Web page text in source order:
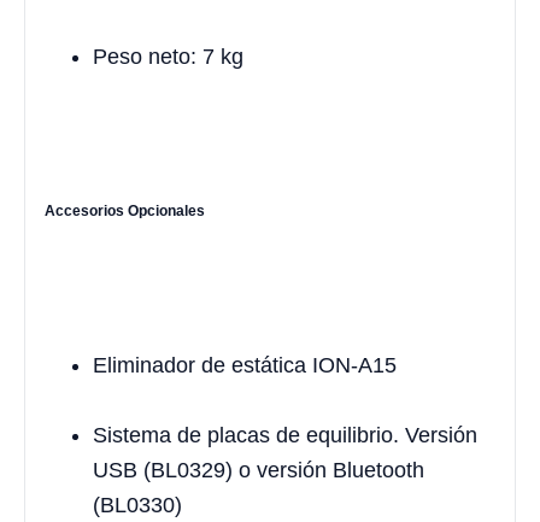
Peso neto: 7 kg
Accesorios Opcionales
Eliminador de estática ION-A15
Sistema de placas de equilibrio. Versión
USB (BL0329) o versión Bluetooth
(BL0330)